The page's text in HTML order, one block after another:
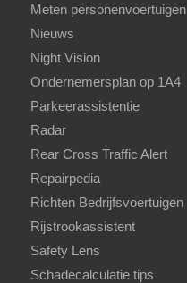
Meten personenvoertuigen
Nieuws
Night Vision
Ondernemersplan op 1A4
Parkeerassistentie
Radar
Rear Cross Traffic Alert
Repairpedia
Richten Bedrijfsvoertuigen
Rijstrookassistent
Safety Lens
Schadecalculatie tips